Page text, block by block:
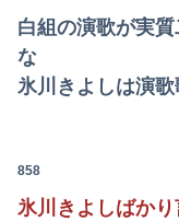
白組の演歌が実
な
氷川きよしは演
858
氷川きよしばか